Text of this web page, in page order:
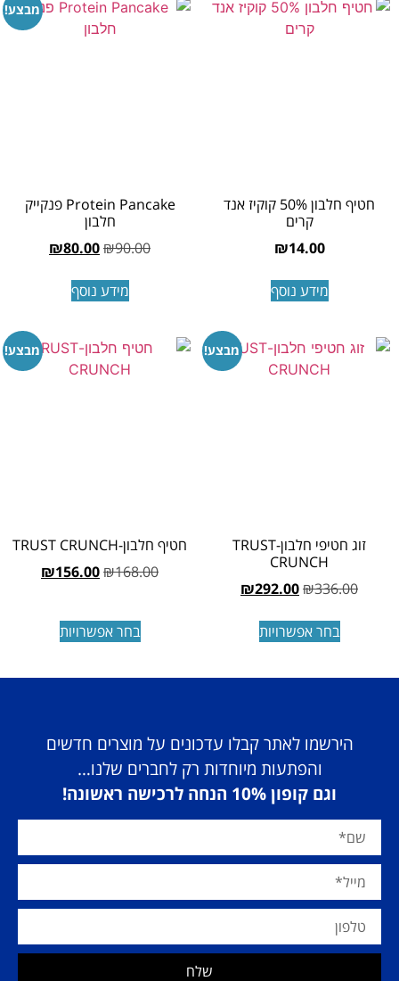
חטיף חלבון 50% קוקיז אנד
קרים
₪14.00
מידע נוסף
מבצע!
Protein Pancake פנקייק
חלבון
₪90.00
₪80.00
מידע נוסף
מבצע!
זוג חטיפי חלבון-TRUST
CRUNCH
₪336.00
₪292.00
בחר אפשרויות
מבצע!
חטיף חלבון-TRUST CRUNCH
₪168.00
₪156.00
בחר אפשרויות
הירשמו לאתר קבלו עדכונים על מוצרים חדשים
והפתעות מיוחדות רק לחברים שלנו…
וגם קופון 10% הנחה לרכישה ראשונה!
שלח